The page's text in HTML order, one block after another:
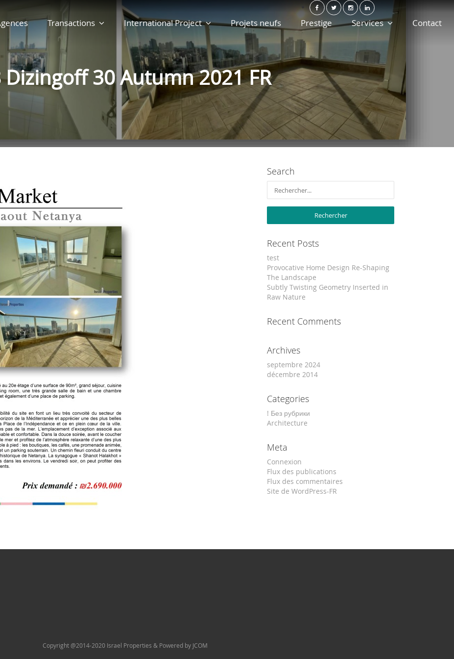
Transactions International Project Projets neufs Prestige Services Contact
Dizingoff 30 Autumn 2021 FR
Search
Recent Posts
test
Provocative Home Design Re-Shaping
The Landscape
Subtly Twisting Geometry Inserted in
Raw Nature
Recent Comments
Archives
septembre 2024
décembre 2014
Categories
! Без рубрики
Architecture
Meta
Connexion
Flux des publications
Flux des commentaires
Site de WordPress-FR
Copyright @2014-2020 Israel Properties & Powered by JCOM